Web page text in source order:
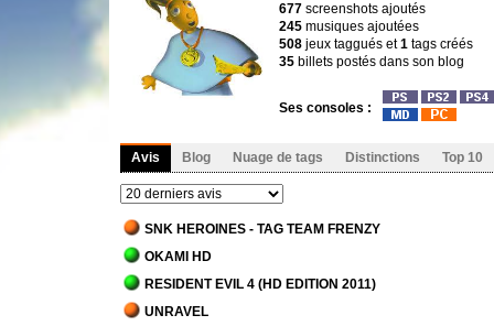
677 screenshots ajoutés
245 musiques ajoutées
508 jeux taggués et1 tags créés
35 billets postés dans son blog
Ses consoles :
Avis Blog Nuage de tags Distinctions Top 10
SNK HEROINES - TAG TEAM FRENZY
OKAMI HD
RESIDENT EVIL 4 (HD EDITION 2011)
UNRAVEL